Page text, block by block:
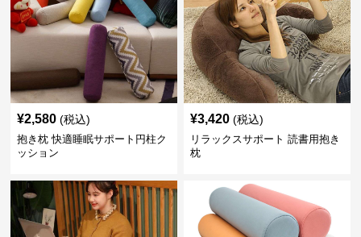
¥2,580 (税込)
抱き枕 快適睡眠サポート円柱ク
ッション
¥3,420 (税込)
リラックスサポート 読書用抱き
枕